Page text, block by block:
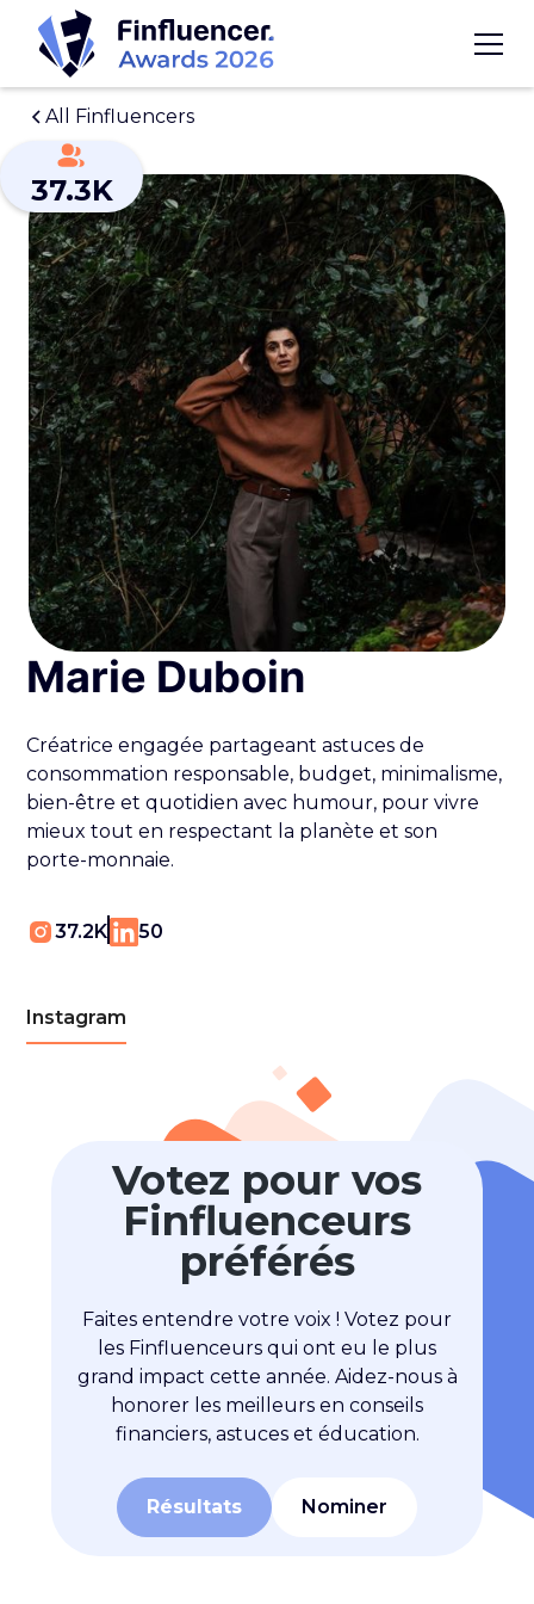
All Finfluencers
Marie Duboin
Créatrice engagée partageant astuces de
consommation responsable, budget, minimalisme,
bien-être et quotidien avec humour, pour vivre
mieux tout en respectant la planète et son
porte-monnaie.
37.2K 50
37.3K
Instagram
Votez pour vos
Finfluenceurs
préférés
Faites entendre votre voix ! Votez pour
les Finfluenceurs qui ont eu le plus
grand impact cette année. Aidez-nous à
honorer les meilleurs en conseils
financiers, astuces et éducation.
Résultats Nominer